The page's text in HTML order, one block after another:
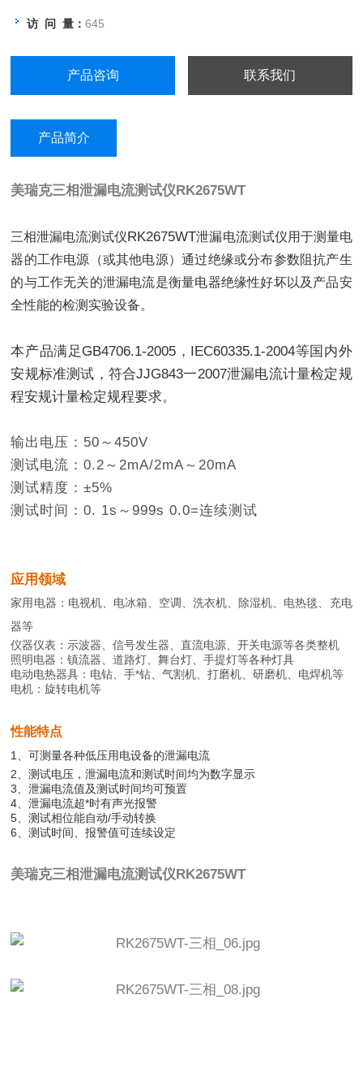
访 问 量：645
产品咨询 联系我们
产品简介
美瑞克三相泄漏电流测试仪 RK2675WT
三相泄漏电流测试仪RK2675WT泄漏电流测试仪用于测量电
器的工作电源（或其他电源）通过绝缘或分布参数阻抗产生
的与工作无关的泄漏电流是衡量电器绝缘性好坏以及产品安
全性能的检测实验设备。
本产品满足GB4706.1-2005，IEC60335.1-2004等国内外
安规标准测试，符合JJG843一2007泄漏电流计量检定规
程安规计量检定规程要求。
输出电压：50～450V
测试电流：0.2～2mA/2mA～20mA
测试精度：±5%
测试时间：0. 1s～999s 0.0=连续测试
应用领域
家用电器：电视机、电冰箱、空调、洗衣机、除湿机、电热毯、充电
器等
仪器仪表：示波器、信号发生器、直流电源、开关电源等各类整机
照明电器：镇流器、道路灯、舞台灯、手提灯等各种灯具
电动电热器具：电钻、手*钻、气割机、打磨机、研磨机、电焊机等
电机：旋转电机等
性能特点
1、可测量各种低压用电设备的泄漏电流
2、测试电压，泄漏电流和测试时间均为数字显示
3、泄漏电流值及测试时间均可预置
4、泄漏电流超*时有声光报警
5、测试相位能自动/手动转换
6、测试时间、报警值可连续设定
美瑞克三相泄漏电流测试仪RK2675WT